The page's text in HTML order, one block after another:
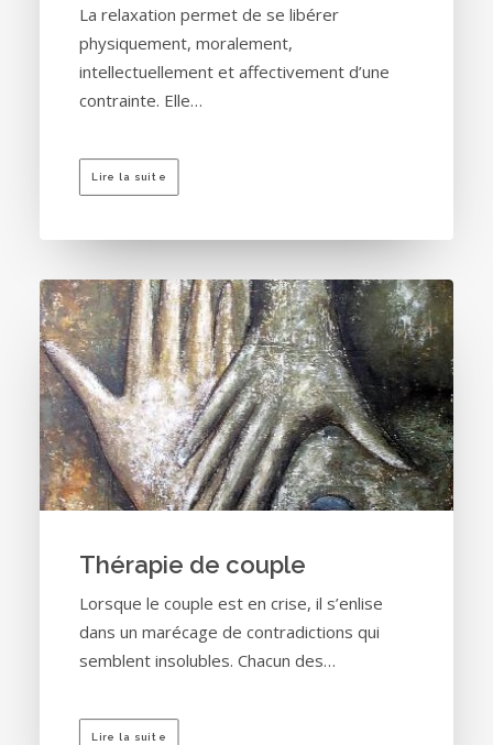
La relaxation permet de se libérer
physiquement, moralement,
intellectuellement et affectivement d’une
contrainte. Elle…
Lire la suite
Thérapie de couple
Lorsque le couple est en crise, il s’enlise
dans un marécage de contradictions qui
semblent insolubles. Chacun des…
Lire la suite